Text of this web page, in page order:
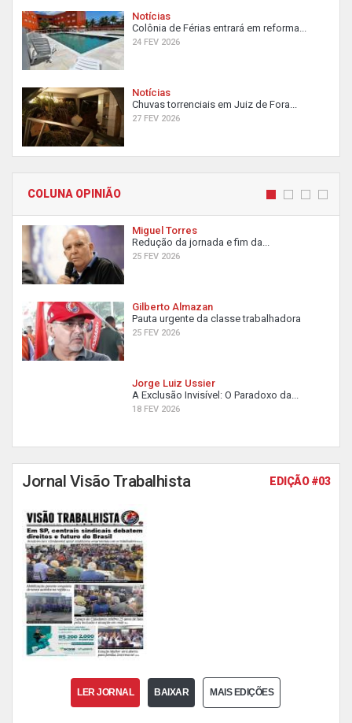
Notícias
Colônia de Férias entrará em reforma...
24 FEV 2026
Notícias
Chuvas torrenciais em Juiz de Fora...
27 FEV 2026
COLUNA OPINIÃO
Miguel Torres
Redução da jornada e fim da...
25 FEV 2026
Gilberto Almazan
Pauta urgente da classe trabalhadora
25 FEV 2026
Jorge Luiz Ussier
A Exclusão Invisível: O Paradoxo da...
18 FEV 2026
Jornal Visão Trabalhista EDIÇÃO #03
LER JORNAL BAIXAR MAIS EDIÇÕES